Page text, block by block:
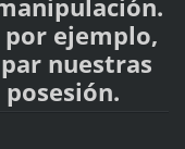
por ejemplo,
nuestras